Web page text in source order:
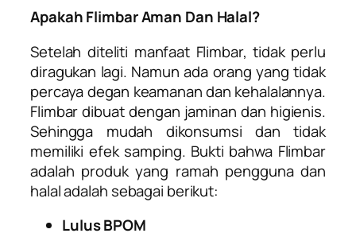
Apakah Flimbar Aman Dan Halal?
Setelah diteliti manfaat Flimbar, tidak perlu
diragukan lagi. Namun ada orang yang tidak
percaya degan keamanan dan kehalalannya.
Flimbar dibuat dengan jaminan dan higienis.
Sehingga mudah dikonsumsi dan tidak
memiliki efek samping. Bukti bahwa Flimbar
adalah produk yang ramah pengguna dan
halal adalah sebagai berikut:
Lulus BPOM